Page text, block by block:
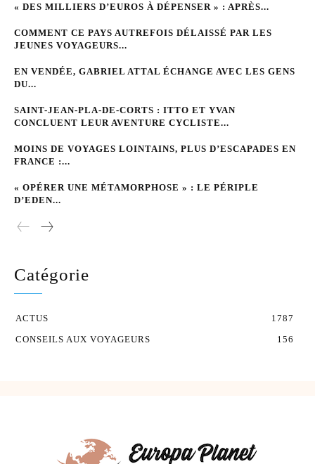
« DES MILLIERS D’EUROS À DÉPENSER » : APRÈS...
COMMENT CE PAYS AUTREFOIS DÉLAISSÉ PAR LES
JEUNES VOYAGEURS...
EN VENDÉE, GABRIEL ATTAL ÉCHANGE AVEC LES GENS
DU...
SAINT-JEAN-PLA-DE-CORTS : ITTO ET YVAN
CONCLUENT LEUR AVENTURE CYCLISTE...
MOINS DE VOYAGES LOINTAINS, PLUS D’ESCAPADES EN
FRANCE :...
« OPÉRER UNE MÉTAMORPHOSE » : LE PÉRIPLE
D’EDEN...
Catégorie
ACTUS
1787
CONSEILS AUX VOYAGEURS
156